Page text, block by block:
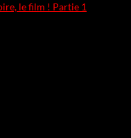
le film ! Partie 1